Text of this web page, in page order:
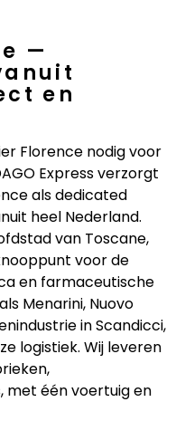
—
en
Florence nodig voor
Express verzorgt
als dedicated
heel Nederland.
van Toscane,
voor de
en farmaceutische
Menarini, Nuovo
in Scandicci,
logistiek. Wij leveren
met één voertuig en